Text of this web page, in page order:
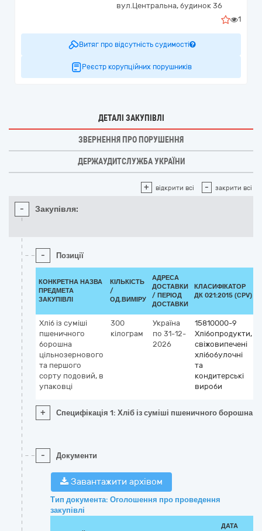
вул.Центральна, будинок 36
1
Витяг про відсутність судимості
Реєстр корупційних порушників
ДЕТАЛІ ЗАКУПІВЛІ
ЗВЕРНЕННЯ ПРО ПОРУШЕННЯ
ДЕРЖАУДИТСЛУЖБА УКРАЇНИ
+ відкрити всі - закрити всі
- Закупівля:
- Позиції
КОНКРЕТНА НАЗВА
ПРЕДМЕТА
ЗАКУПІВЛІ
КІЛЬКІСТЬ
/
ОД.ВИМІРУ
АДРЕСА
ДОСТАВКИ
/ ПЕРІОД
ДОСТАВКИ
КЛАСИФІКАТОР
ДК 021:2015 (CPV)
Хліб із суміші
пшеничного
борошна
цільнозернового
та першого
сорту подовий, в
упаковці
300
кілограм
Україна
по 31-12-
2026
15810000-9
Хлібопродукти,
свіжовипечені
хлібобулочні
та
кондитерські
вироби
+ Специфікація 1: Хліб із суміші пшеничного борошна
- Документи
Завантажити архівом
Тип документа: Оголошення про проведення
закупівлі
ДАТА